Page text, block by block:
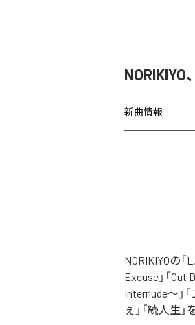
NORIKIYO
新曲情報
NORIKIYOの
Excuse」「Cut
Interrlude～」「
ぇ」「続人生